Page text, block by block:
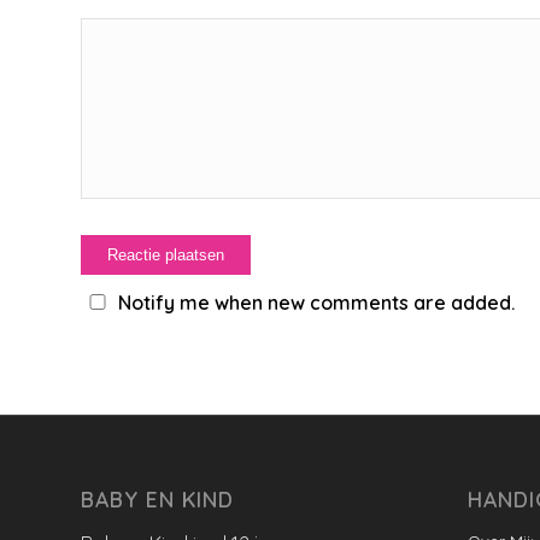
Notify me when new comments are added.
BABY EN KIND